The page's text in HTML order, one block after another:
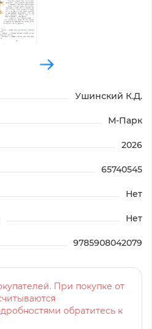
Ушинский К.Д.
М-Парк
2026
65740545
Нет
Нет
9785908042079
При покупке от
обратитесь к